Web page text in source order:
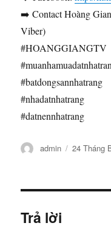
➡️ Contact Hoàng
Viber)
#HOANGGIANGTV
#batdongsannhatrang
#nhadatnhatrang
#datnennhatrang
Tác
admin
Đăng
24 Tháng
Trả lời